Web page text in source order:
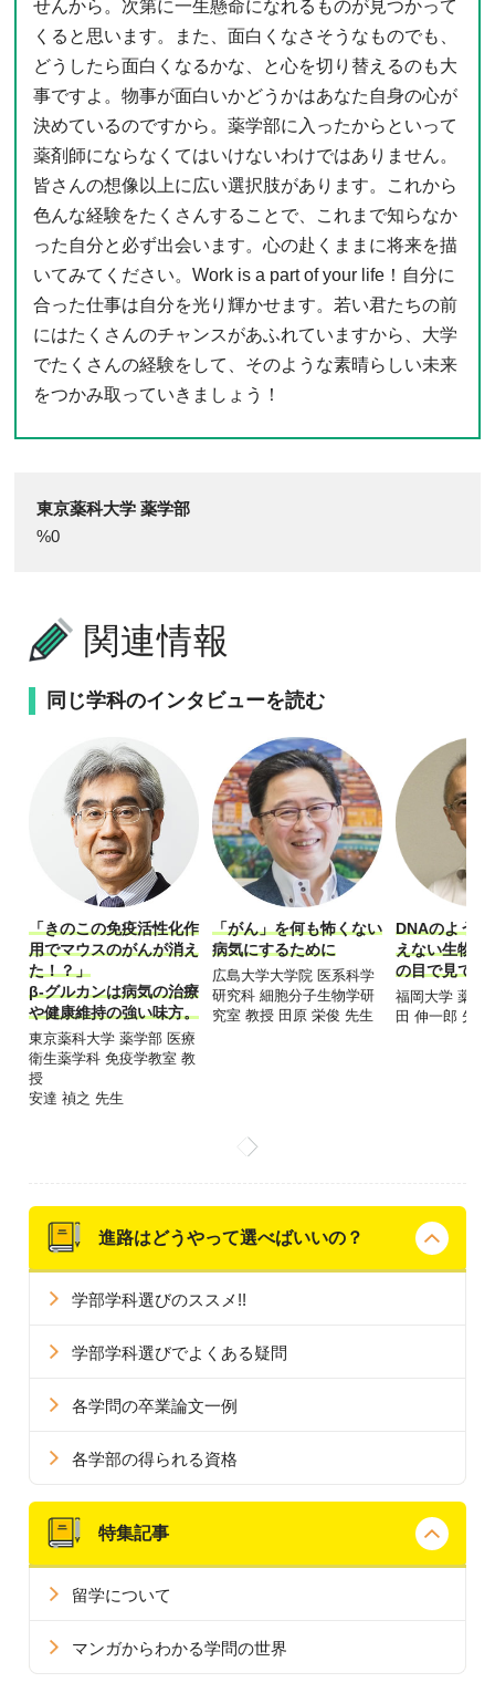
せんから。次第に一生懸命になれるものが見つかって
くると思います。また、面白くなさそうなものでも、
どうしたら面白くなるかな、と心を切り替えるのも大
事ですよ。物事が面白いかどうかはあなた自身の心が
決めているのですから。薬学部に入ったからといって
薬剤師にならなくてはいけないわけではありません。
皆さんの想像以上に広い選択肢があります。これから
色んな経験をたくさんすることで、これまで知らなか
った自分と必ず出会います。心の赴くままに将来を描
いてみてください。Work is a part of your life！自分に
合った仕事は自分を光り輝かせます。若い君たちの前
にはたくさんのチャンスがあふれていますから、大学
でたくさんの経験をして、そのような素晴らしい未来
をつかみ取っていきましょう！
東京薬科大学 薬学部
%0
関連情報
同じ学科のインタビューを読む
「きのこの免疫活性化作
用でマウスのがんが消え
た！？」
β-グルカンは病気の治療
や健康維持の強い味方。
東京薬科大学 薬学部 医療
衛生薬学科 免疫学教室 教
授
安達 禎之 先生
「がん」を何も怖くない
病気にするために
広島大学大学院 医系科学
研究科 細胞分子生物学研
究室 教授 田原 栄俊 先生
DNAのような
えない生物の
の目で見て解
福岡大学 薬学
田 伸一郎 先生
進路はどうやって選べばいいの？
学部学科選びのススメ!!
学部学科選びでよくある疑問
各学問の卒業論文一例
各学部の得られる資格
特集記事
留学について
マンガからわかる学問の世界